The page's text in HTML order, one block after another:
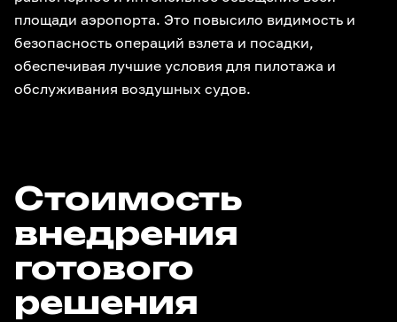
площади аэропорта. Это повысило видимость и
безопасность операций взлета и посадки,
обеспечивая лучшие условия для пилотажа и
обслуживания воздушных судов.
Стоимость
внедрения
готового
решения